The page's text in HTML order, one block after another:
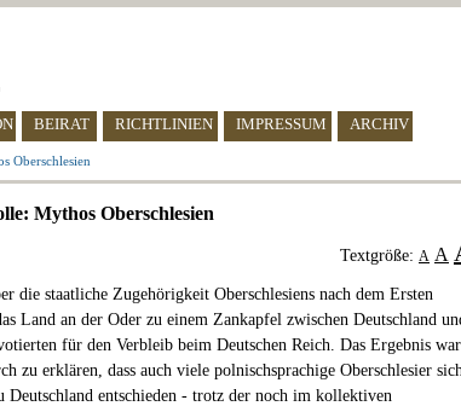
BEIRAT RICHTLINIEN IMPRESSUM ARCHIV
Oberschlesien
Mythos Oberschlesien
Textgröße: A A
die staatliche Zugehörigkeit Oberschlesiens nach dem Ersten
Land an der Oder zu einem Zankapfel zwischen Deutschland
für den Verbleib beim Deutschen Reich. Das Ergebnis war
zu erklären, dass auch viele polnischsprachige Oberschlesier
entschieden - trotz der noch im kollektiven